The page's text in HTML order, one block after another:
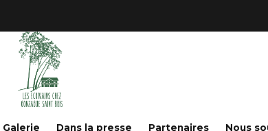
Galerie Dans la presse Partenaires Nous